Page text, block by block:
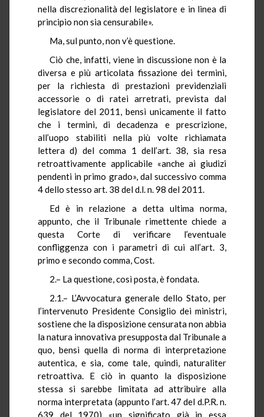
nella discrezionalità del legislatore e in linea di
principio non sia censurabile».
Ma, sul punto, non v’è questione.
Ciò che, infatti, viene in discussione non è la
diversa e più articolata fissazione dei termini,
per la richiesta di prestazioni previdenziali
accessorie o di ratei arretrati, prevista dal
legislatore del 2011, bensì unicamente il fatto
che i termini, di decadenza e prescrizione,
all’uopo stabiliti nella più volte richiamata
lettera d) del comma 1 dell’art. 38, sia resa
retroattivamente applicabile «anche ai giudizi
pendenti in primo grado», dal successivo comma
4 dello stesso art. 38 del d.l. n. 98 del 2011.
Ed è in relazione a detta ultima norma,
appunto, che il Tribunale rimettente chiede a
questa Corte di verificare l’eventuale
confliggenza con i parametri di cui all’art. 3,
primo e secondo comma, Cost.
2.– La questione, così posta, è fondata.
2.1.– L’Avvocatura generale dello Stato, per
l’intervenuto Presidente Consiglio dei ministri,
sostiene che la disposizione censurata non abbia
la natura innovativa presupposta dal Tribunale a
quo, bensì quella di norma di interpretazione
autentica, e sia, come tale, quindi, naturaliter
retroattiva. E ciò in quanto la disposizione
stessa si sarebbe limitata ad attribuire alla
norma interpretata (appunto l’art. 47 del d.P.R. n.
639 del 1970) «un significato già in essa